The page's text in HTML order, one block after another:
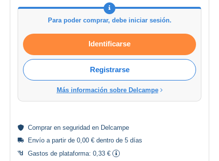
Para poder comprar, debe iniciar sesión.
Identificarse
Registrarse
Más información sobre Delcampe
Comprar en seguridad en Delcampe
Envío a partir de 0,00 € dentro de 5 días
Gastos de plataforma: 0,33 €